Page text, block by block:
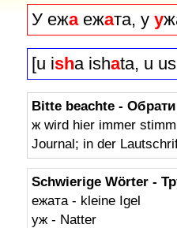
У ежаежата, у у
[u isha ishata, u
Bitte beachte -
ж wird hier immer
Journal; in der
Schwierige Wörter -
ежата - kleine Igel
уж - Natter